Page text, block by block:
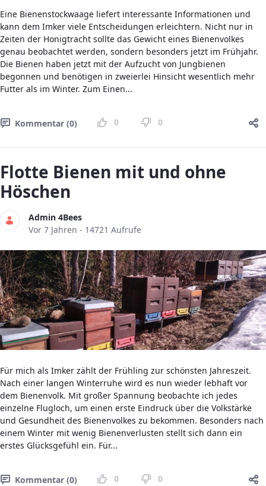
Eine Bienenstockwaage liefert interessante Informationen und
kann dem Imker viele Entscheidungen erleichtern. Nicht nur in
Zeiten der Honigtracht sollte das Gewicht eines Bienenvolkes
genau beobachtet werden, sondern besonders jetzt im Frühjahr.
Die Bienen haben jetzt mit der Aufzucht von Jungbienen
begonnen und benötigen in zweierlei Hinsicht wesentlich mehr
Futter als im Winter. Zum Einen...
Kommentar (0) 0 0
Flotte Bienen mit und ohne
Höschen
Admin 4Bees
Publikationsdatum
Vor 7 Jahren - 14721 Aufrufe
Für mich als Imker zählt der Frühling zur schönsten Jahreszeit.
Nach einer langen Winterruhe wird es nun wieder lebhaft vor
dem Bienenvolk. Mit großer Spannung beobachte ich jedes
einzelne Flugloch, um einen erste Eindruck über die Volkstärke
und Gesundheit des Bienenvolkes zu bekommen. Besonders nach
einem Winter mit wenig Bienenverlusten stellt sich dann ein
erstes Glücksgefühl ein. Für...
Kommentar (0) 0 0